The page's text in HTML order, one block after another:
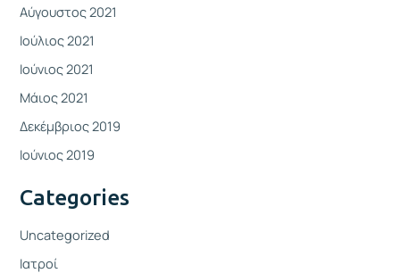
Αύγουστος 2021
Ιούλιος 2021
Ιούνιος 2021
Μάιος 2021
Δεκέμβριος 2019
Ιούνιος 2019
Categories
Uncategorized
Ιατροί